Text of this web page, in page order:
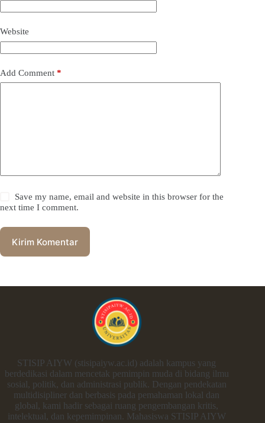
Website
Add Comment *
Save my name, email and website in this browser for the
next time I comment.
Kirim Komentar
STISIP AIYW (stisipaiyw.ac.id) adalah kampus yang
berdedikasi dalam mencetak pemimpin muda di bidang ilmu
sosial, politik, dan administrasi publik. Dengan pendekatan
multidisipliner dan berbasis pada pemahaman lokal dan
global, kami hadir sebagai ruang pengembangan kritis,
intelektual, dan kepemimpinan. Mahasiswa STISIP AIYW